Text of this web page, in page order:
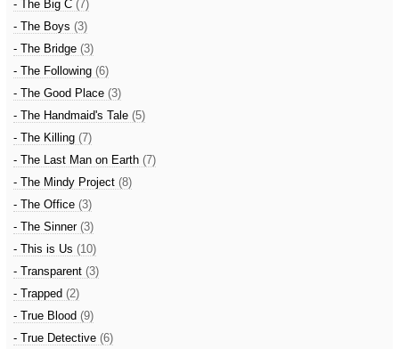
- The Big C (7)
- The Boys (3)
- The Bridge (3)
- The Following (6)
- The Good Place (3)
- The Handmaid's Tale (5)
- The Killing (7)
- The Last Man on Earth (7)
- The Mindy Project (8)
- The Office (3)
- The Sinner (3)
- This is Us (10)
- Transparent (3)
- Trapped (2)
- True Blood (9)
- True Detective (6)